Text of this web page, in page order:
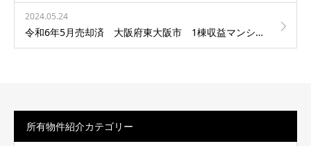
2024.05.24
令和6年5月売却済 大阪府東大阪市 1棟収益マンション
所有物件紹介カテゴリー